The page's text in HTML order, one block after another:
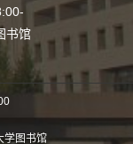
书馆
人工服务时间
22:00（兴隆山
学图书馆